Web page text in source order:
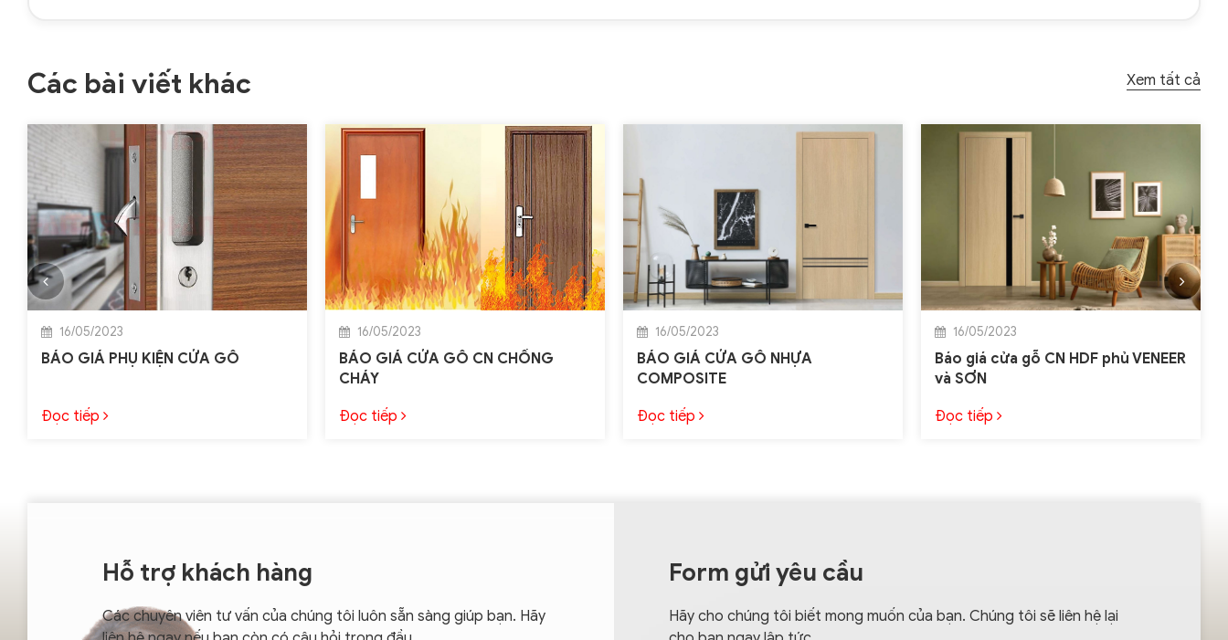
Các bài viết khác Xem tất cả
16/05/2023
BÁO GIÁ PHỤ KIỆN CỬA GỖ
Đọc tiếp
16/05/2023
BÁO GIÁ CỬA GỖ CN CHỐNG
CHÁY
Đọc tiếp
16/05/2023
BÁO GIÁ CỬA GỖ NHỰA
COMPOSITE
Đọc tiếp
16/05/2023
Báo giá cửa gỗ CN HDF phủ VENEER
và SƠN
Đọc tiếp
Hỗ trợ khách hàng
Các chuyên viên tư vấn của chúng tôi luôn sẵn sàng giúp bạn. Hãy
Form gửi yêu cầu
Hãy cho chúng tôi biết mong muốn của bạn. Chúng tôi sẽ liên hệ lại